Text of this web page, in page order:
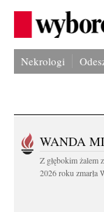
Nekrologi
WANDA
Z głębokim żalem
2026 roku zmarła